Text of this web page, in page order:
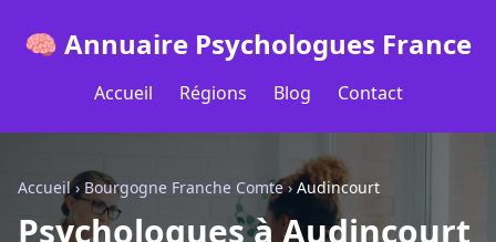
🧠 Annuaire Psychologues France
Accueil Régions Blog Contact
Accueil› Bourgogne Franche Comte›Audincourt
Psychologues à Audincourt